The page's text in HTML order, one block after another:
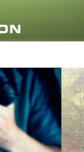
Deens
Grieks
Español
Frans
Hebreeuws
Magyar